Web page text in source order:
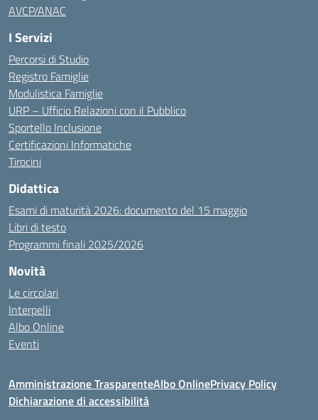
AVCP/ANAC
I Servizi
Percorsi di Studio
Registro Famiglie
Modulistica Famiglie
URP – Ufficio Relazioni con il Pubblico
Sportello Inclusione
Certificazioni Informatiche
Tirocini
Didattica
Esami di maturità 2026: documento del 15 maggio
Libri di testo
Programmi finali 2025/2026
Novità
Le circolari
Interpelli
Albo Online
Eventi
Amministrazione TrasparenteAlbo OnlinePrivacy Policy
Dichiarazione di accessibilità